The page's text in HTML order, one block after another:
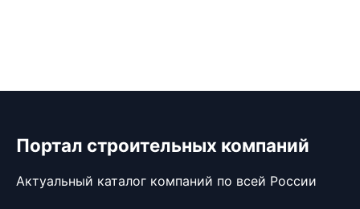
Портал строительных компаний
Актуальный каталог компаний по всей России